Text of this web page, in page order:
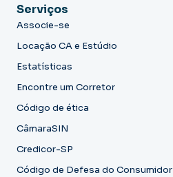
Serviços
Associe-se
Locação CA e Estúdio
Estatísticas
Encontre um Corretor
Código de ética
CâmaraSIN
Credicor-SP
Código de Defesa do Consumidor